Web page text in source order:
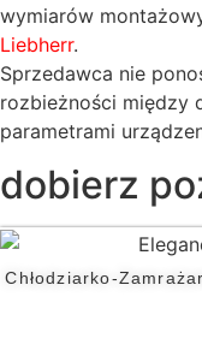
wymiarów
Liebherr.
Sprzedawca nie
rozbieżności między
parametrami
dobierz
Chłodziarko-